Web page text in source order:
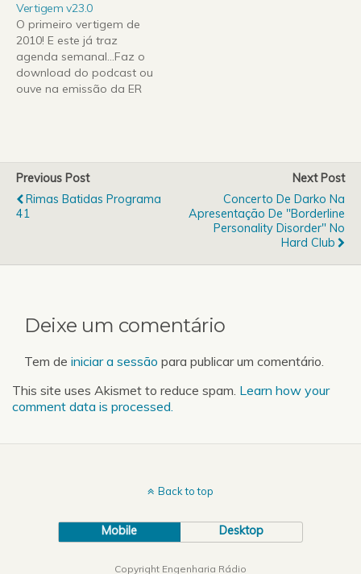
Vertigem v23.0
O primeiro vertigem de
2010! E este já traz
agenda semanal...Faz o
download do podcast ou
ouve na emissão da ER
novas, outras que já são
clássicos, músicas
conhecidas do público e
outras…
Previous Post
Rimas Batidas Programa
41
Next Post
Concerto De Darko Na
Apresentação De "Borderline
Personality Disorder" No
Hard Club
Deixe um comentário
Tem de iniciar a sessão para publicar um comentário.
This site uses Akismet to reduce spam. Learn how your
comment data is processed.
Back to top
Mobile Desktop
Copyright Engenharia Rádio